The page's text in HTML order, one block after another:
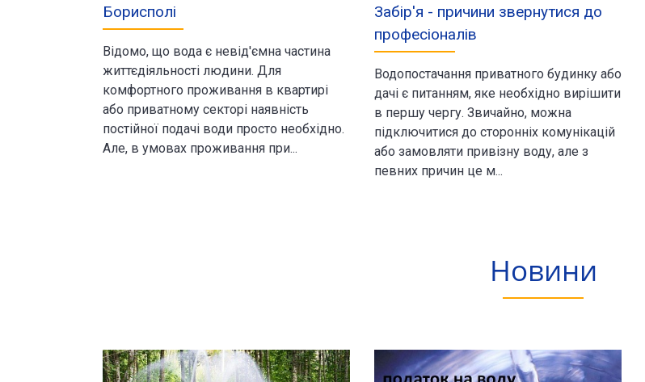
Борисполі
Відомо, що вода є невід'ємна частина
життєдіяльності людини. Для
комфортного проживання в квартирі
або приватному секторі наявність
постійної подачі води просто необхідно.
Але, в умовах проживання при...
Забір'я - причини звернутися до
професіоналів
Водопостачання приватного будинку або
дачі є питанням, яке необхідно вирішити
в першу чергу. Звичайно, можна
підключитися до сторонніх комунікацій
або замовляти привізну воду, але з
певних причин це м...
Новини